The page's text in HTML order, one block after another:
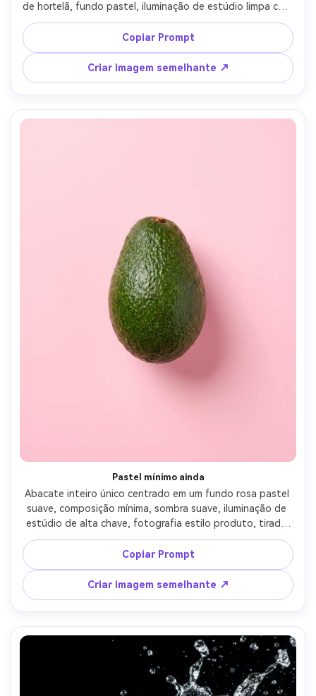
de hortelã, fundo pastel, iluminação de estúdio limpa com
reflexos softbox, fotografia comercial de bebidas, tirado
em lente de 70 mm, destaques nítidos, líquidos ultra-
realistas e reflexos de vidro-AR 4:5
Copiar Prompt
Criar imagem semelhante ↗
Pastel mínimo ainda
Abacate inteiro único centrado em um fundo rosa pastel
suave, composição mínima, sombra suave, iluminação de
estúdio de alta chave, fotografia estilo produto, tirado
em lente de 85mm, bordas afiadas e textura natural da
pele, estética minimalista moderna, alta resolução-AR 4:5
Copiar Prompt
Criar imagem semelhante ↗